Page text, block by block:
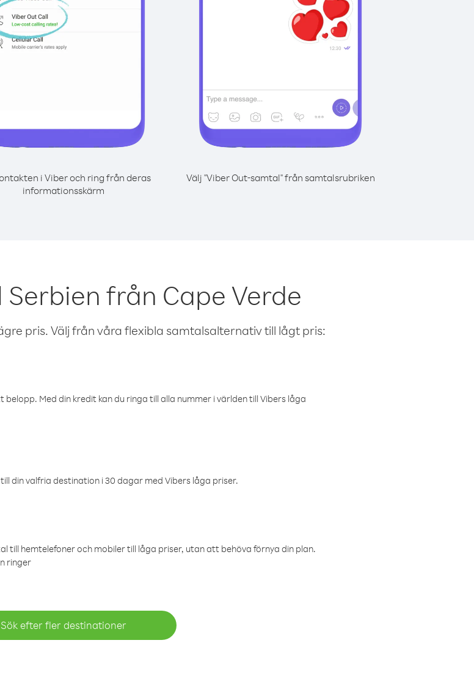
i Viber och ring från deras
informationsskärm
Välj "Viber Out-samtal" från samtalsrubriken
från Cape Verde
pris. Välj från våra flexibla samtalsalternativ till lågt pris:
Med din kredit kan du ringa till alla nummer i världen till Vibers låga
din valfria destination i 30 dagar med Vibers låga priser.
hemtelefoner och mobiler till låga priser, utan att behöva förnya din plan.
ringer
Sök efter fler destinationer